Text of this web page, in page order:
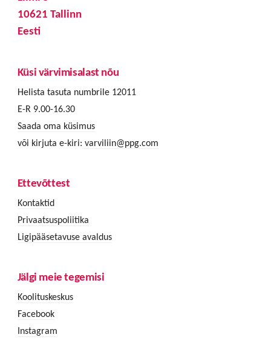
10621 Tallinn
Eesti
Küsi värvimisalast nõu
Helista tasuta numbrile 12011
E-R 9.00-16.30
Saada oma küsimus
või kirjuta e-kiri: varviliin@ppg.com
Ettevõttest
Kontaktid
Privaatsuspoliitika
Ligipääsetavuse avaldus
Jälgi meie tegemisi
Koolituskeskus
Facebook
Instagram